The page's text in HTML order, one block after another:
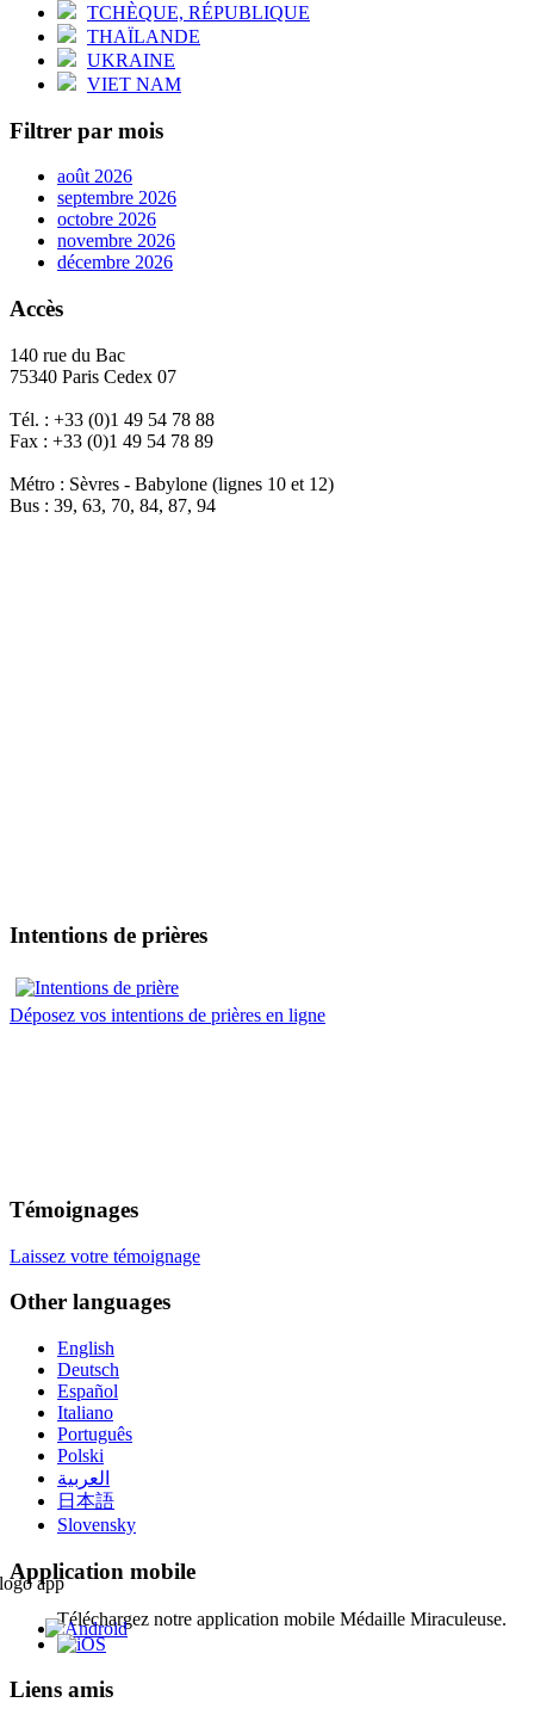
TCHÈQUE, RÉPUBLIQUE
THAÏLANDE
UKRAINE
VIET NAM
Filtrer par mois
août 2026
septembre 2026
octobre 2026
novembre 2026
décembre 2026
Accès
140 rue du Bac
75340 Paris Cedex 07
Tél. : +33 (0)1 49 54 78 88
Fax : +33 (0)1 49 54 78 89
Métro : Sèvres - Babylone (lignes 10 et 12)
Bus : 39, 63, 70, 84, 87, 94
Intentions de prières
Déposez vos intentions de prières en ligne
Témoignages
Laissez votre témoignage
Other languages
English
Deutsch
Español
Italiano
Português
Polski
العربية
日本語
Slovensky
Application mobile
Téléchargez notre application mobile Médaille Miraculeuse.
Liens amis